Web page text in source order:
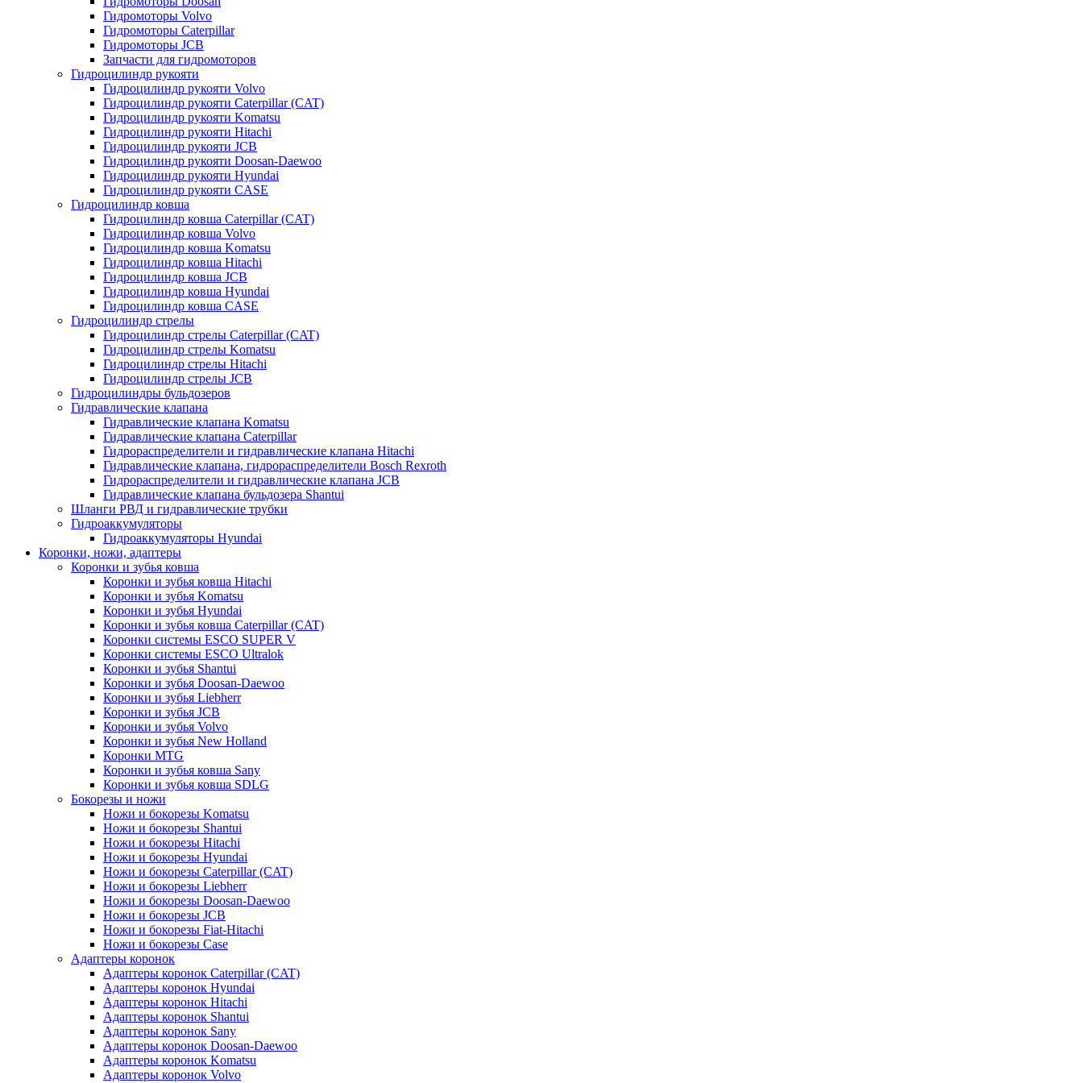
Гидромоторы Volvo
Гидромоторы Caterpillar
Гидромоторы JCB
Запчасти для гидромоторов
Гидроцилиндр рукояти
Гидроцилиндр рукояти Volvo
Гидроцилиндр рукояти Caterpillar (CAT)
Гидроцилиндр рукояти Komatsu
Гидроцилиндр рукояти Hitachi
Гидроцилиндр рукояти JCB
Гидроцилиндр рукояти Doosan-Daewoo
Гидроцилиндр рукояти Hyundai
Гидроцилиндр рукояти CASE
Гидроцилиндр ковша
Гидроцилиндр ковша Caterpillar (CAT)
Гидроцилиндр ковша Volvo
Гидроцилиндр ковша Komatsu
Гидроцилиндр ковша Hitachi
Гидроцилиндр ковша JCB
Гидроцилиндр ковша Hyundai
Гидроцилиндр ковша CASE
Гидроцилиндр стрелы
Гидроцилиндр стрелы Caterpillar (CAT)
Гидроцилиндр стрелы Komatsu
Гидроцилиндр стрелы Hitachi
Гидроцилиндр стрелы JCB
Гидроцилиндры бульдозеров
Гидравлические клапана
Гидравлические клапана Komatsu
Гидравлические клапана Caterpillar
Гидрораспределители и гидравлические клапана Hitachi
Гидравлические клапана, гидрораспределители Bosch Rexroth
Гидрораспределители и гидравлические клапана JCB
Гидравлические клапана бульдозера Shantui
Шланги РВД и гидравлические трубки
Гидроаккумуляторы
Гидроаккумуляторы Hyundai
Коронки, ножи, адаптеры
Коронки и зубья ковша
Коронки и зубья ковша Hitachi
Коронки и зубья Komatsu
Коронки и зубья Hyundai
Коронки и зубья ковша Caterpillar (CAT)
Коронки системы ESCO SUPER V
Коронки системы ESCO Ultralok
Коронки и зубья Shantui
Коронки и зубья Doosan-Daewoo
Коронки и зубья Liebherr
Коронки и зубья JCB
Коронки и зубья Volvo
Коронки и зубья New Holland
Коронки MTG
Коронки и зубья ковша Sany
Коронки и зубья ковша SDLG
Бокорезы и ножи
Ножи и бокорезы Komatsu
Ножи и бокорезы Shantui
Ножи и бокорезы Hitachi
Ножи и бокорезы Hyundai
Ножи и бокорезы Caterpillar (CAT)
Ножи и бокорезы Liebherr
Ножи и бокорезы Doosan-Daewoo
Ножи и бокорезы JCB
Ножи и бокорезы Fiat-Hitachi
Ножи и бокорезы Case
Адаптеры коронок
Адаптеры коронок Caterpillar (CAT)
Адаптеры коронок Hyundai
Адаптеры коронок Hitachi
Адаптеры коронок Shantui
Адаптеры коронок Sany
Адаптеры коронок Doosan-Daewoo
Адаптеры коронок Komatsu
Адаптеры коронок Volvo